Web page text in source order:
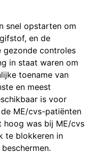
snel opstarten om
en de
gezonde controles
in staat waren om
toename van
en meest
is voor
ME/cvs-patiënten
hoog was bij ME/cvs
te blokkeren in